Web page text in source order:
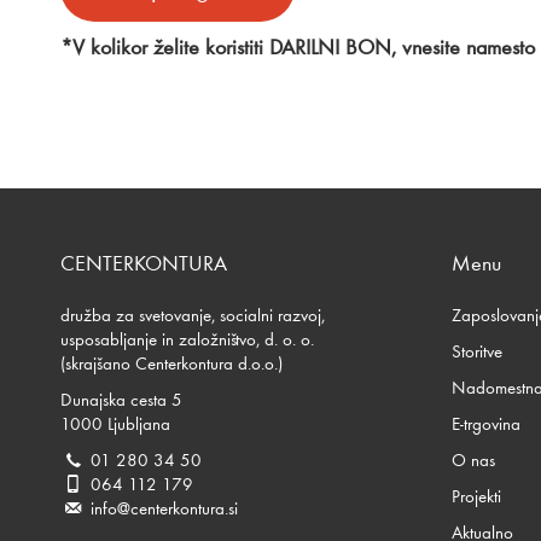
*V kolikor želite koristiti DARILNI BON, vnesite
CENTERKONTURA
družba za svetovanje, socialni razvoj,
usposabljanje in založništvo, d. o. o.
(skrajšano Centerkontura d.o.o.)
Dunajska cesta 5
1000 Ljubljana
01 280 34 50
064 112 179
info@centerkontura.si
Menu
Storitve
E-trgovina
O nas
Projekti
Aktualno